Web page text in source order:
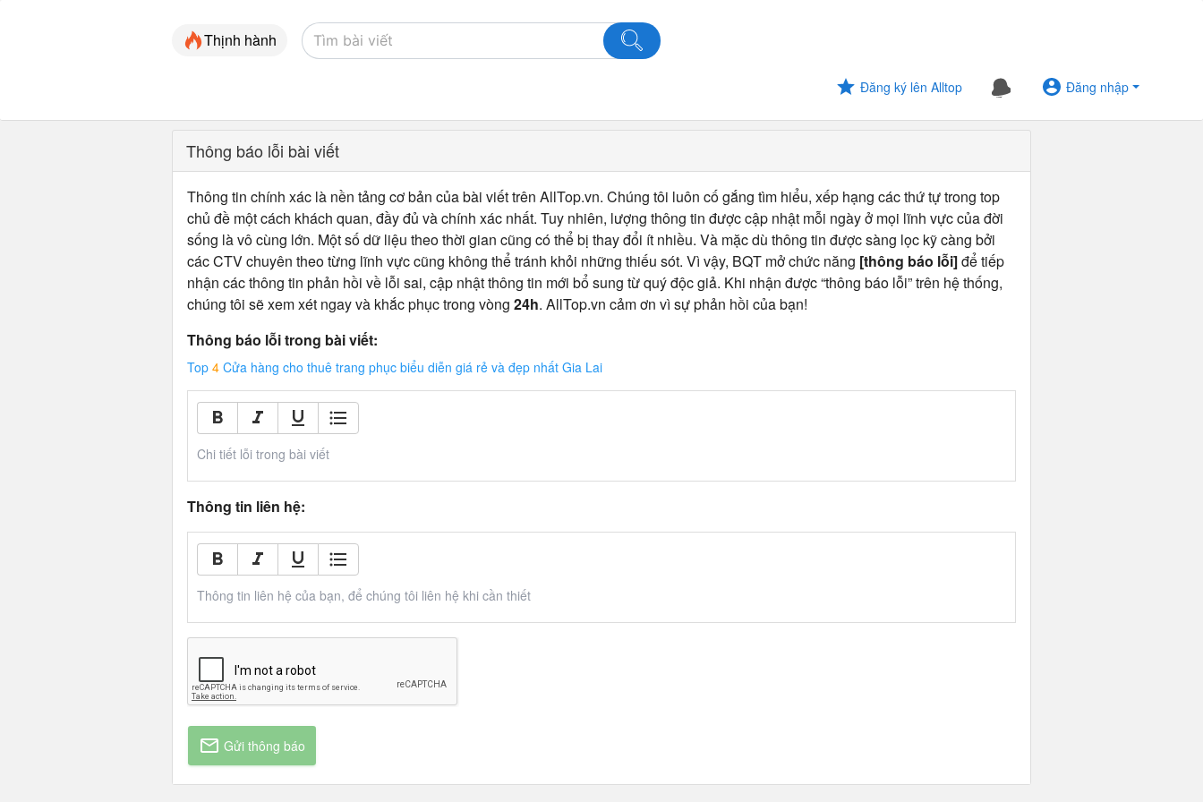
Thịnh hành
Đăng ký lên Alltop Đăng nhập
Thông báo lỗi bài viết
Thông tin chính xác là nền tảng cơ bản của bài viết trên AllTop.vn. Chúng tôi luôn cố gắng tìm hiểu, xếp hạng các thứ tự trong top
chủ đề một cách khách quan, đầy đủ và chính xác nhất. Tuy nhiên, lượng thông tin được cập nhật mỗi ngày ở mọi lĩnh vực của đời
sống là vô cùng lớn. Một số dữ liệu theo thời gian cũng có thể bị thay đổi ít nhiều. Và mặc dù thông tin được sàng lọc kỹ càng bởi
các CTV chuyên theo từng lĩnh vực cũng không thể tránh khỏi những thiếu sót. Vì vậy, BQT mở chức năng [thông báo lỗi]để tiếp
nhận các thông tin phản hồi về lỗi sai, cập nhật thông tin mới bổ sung từ quý độc giả. Khi nhận được “thông báo lỗi” trên hệ thống,
chúng tôi sẽ xem xét ngay và khắc phục trong vòng 24h. AllTop.vn cảm ơn vì sự phản hồi của bạn!
Thông báo lỗi trong bài viết:
Top 4 Cửa hàng cho thuê trang phục biểu diễn giá rẻ và đẹp nhất Gia Lai
Chi tiết lỗi trong bài viết
Thông tin liên hệ:
Thông tin liên hệ của bạn, để chúng tôi liên hệ khi cần thiết
Gửi thông báo